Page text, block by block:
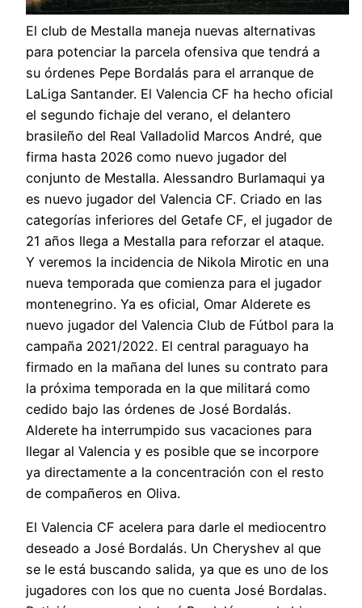
El club de Mestalla maneja nuevas alternativas
para potenciar la parcela ofensiva que tendrá a
su órdenes Pepe Bordalás para el arranque de
LaLiga Santander. El Valencia CF ha hecho oficial
el segundo fichaje del verano, el delantero
brasileño del Real Valladolid Marcos André, que
firma hasta 2026 como nuevo jugador del
conjunto de Mestalla. Alessandro Burlamaqui ya
es nuevo jugador del Valencia CF. Criado en las
categorías inferiores del Getafe CF, el jugador de
21 años llega a Mestalla para reforzar el ataque.
Y veremos la incidencia de Nikola Mirotic en una
nueva temporada que comienza para el jugador
montenegrino. Ya es oficial, Omar Alderete es
nuevo jugador del Valencia Club de Fútbol para la
campaña 2021/2022. El central paraguayo ha
firmado en la mañana del lunes su contrato para
la próxima temporada en la que militará como
cedido bajo las órdenes de José Bordalás.
Alderete ha interrumpido sus vacaciones para
llegar al Valencia y es posible que se incorpore
ya directamente a la concentración con el resto
de compañeros en Oliva.
El Valencia CF acelera para darle el mediocentro
deseado a José Bordalás. Un Cheryshev al que
se le está buscando salida, ya que es uno de los
jugadores con los que no cuenta José Bordalas.